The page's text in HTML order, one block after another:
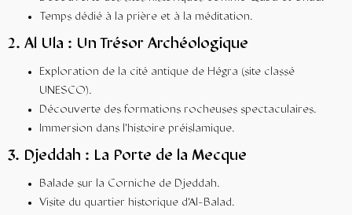
Temps dédié à la prière et à la méditation.
2. Al Ula : Un Trésor Archéologique
Exploration de la cité antique de Hégra (site classé
UNESCO).
Découverte des formations rocheuses spectaculaires.
Immersion dans l’histoire préislamique.
3. Djeddah : La Porte de la Mecque
Balade sur la Corniche de Djeddah.
Visite du quartier historique d’Al-Balad.